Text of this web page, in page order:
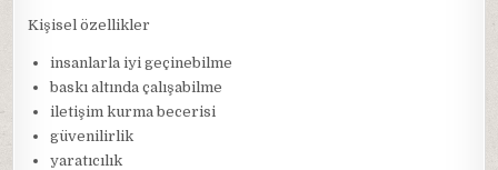
Kişisel özellikler
insanlarla iyi geçinebilme
baskı altında çalışabilme
iletişim kurma becerisi
güvenilirlik
yaratıcılık